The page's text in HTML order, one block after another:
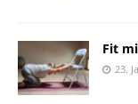
Fit
23.